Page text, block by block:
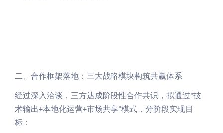
二、合作框架落地：三大战略模块构筑共赢体系
经过深入洽谈，三方达成阶段性合作共识，拟通过"技
术输出+本地化运营+市场共享"模式，分阶段实现目
标：